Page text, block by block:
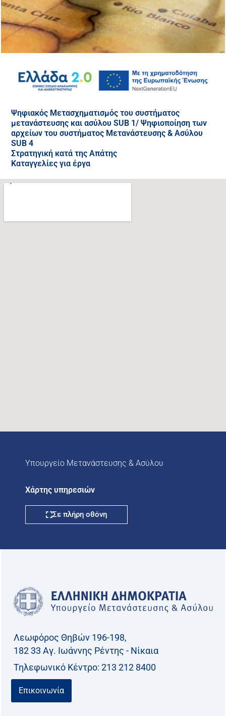
Ψηφιακός Μετασχηματισμός του συστήματος
μετανάστευσης και ασύλου SUB 1/ Ψηφιοποίηση των
αρχείων του συστήματος Μετανάστευσης & Ασύλου
SUB 4
Στρατηγική κατά της Απάτης
Καταγγελίες για έργα
Υπουργείο Μετανάστευσης & Ασύλου
Χάρτης υπηρεσιών
Σε πλήρη οθόνη
Λεωφόρος Θηβών 196-198,
182 33 Aγ. Ιωάννης Ρέντης - Νίκαια
Τηλεφωνικό Kέντρο: 213 212 8400
Επικοινωνία